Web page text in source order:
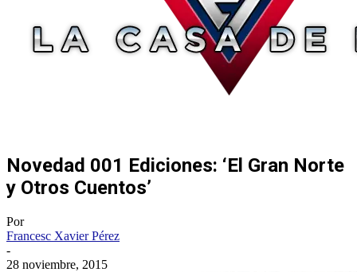
Novedad 001 Ediciones: ‘El Gran Norte
y Otros Cuentos’
Por
Francesc Xavier Pérez
-
28 noviembre, 2015